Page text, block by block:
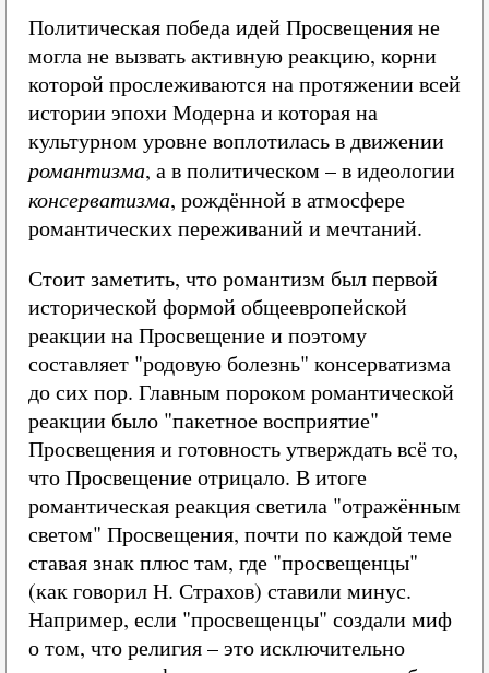
Политическая победа идей Просвещения не
могла не вызвать активную реакцию, корни
которой прослеживаются на протяжении всей
истории эпохи Модерна и которая на
культурном уровне воплотилась в движении
романтизма, а в политическом – в идеологии
консерватизма, рождённой в атмосфере
романтических переживаний и мечтаний.
Стоит заметить, что романтизм был первой
исторической формой общеевропейской
реакции на Просвещение и поэтому
составляет "родовую болезнь" консерватизма
до сих пор. Главным пороком романтической
реакции было "пакетное восприятие"
Просвещения и готовность утверждать всё то,
что Просвещение отрицало. В итоге
романтическая реакция светила "отражённым
светом" Просвещения, почти по каждой теме
ставая знак плюс там, где "просвещенцы"
(как говорил Н. Страхов) ставили минус.
Например, если "просвещенцы" создали миф
о том, что религия – это исключительно